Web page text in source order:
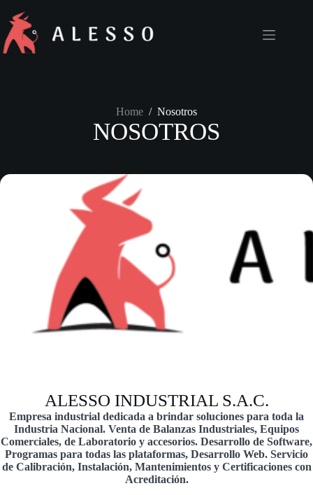
content
Home / Nosotros
NOSOTROS
ALESSO INDUSTRIAL S.A.C.
Empresa industrial dedicada a brindar soluciones para toda la
Industria Nacional. Venta de Balanzas Industriales, Equipos
Comerciales, de Laboratorio y accesorios. Desarrollo de Software,
Programas para todas las plataformas, Desarrollo Web. Servicio
de Calibración, Instalación, Mantenimientos y Certificaciones con
Acreditación.